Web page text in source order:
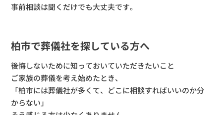
事前相談は聞くだけでも大丈夫です。
柏市で葬儀社を探している方へ
後悔しないために知っておいていただきたいこと
ご家族の葬儀を考え始めたとき、
「柏市には葬儀社が多くて、 どこに相談すればいいのか分
からない」